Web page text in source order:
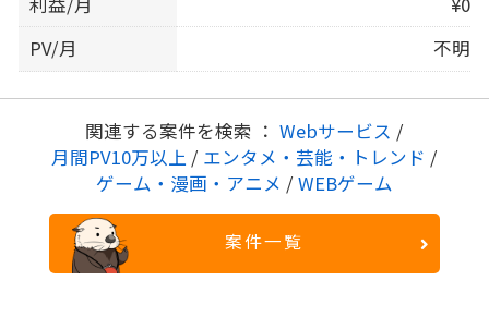
PV/月
不明
関連する案件を検索 ： Webサービス /
月間PV10万以上 / エンタメ・芸能・トレンド /
ゲーム・漫画・アニメ / WEBゲーム
案件一覧